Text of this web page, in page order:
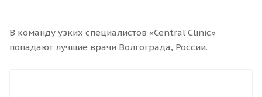
В команду узких специалистов «Central Clinic»
попадают лучшие врачи Волгограда, России.